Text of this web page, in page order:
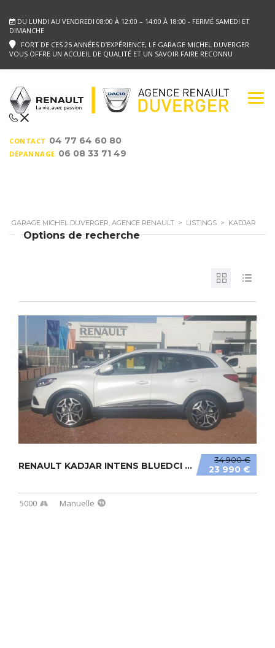
DU LUNDI AU VENDREDI 08:00 À 12:00 – 14:00 À 18:00 - FERMÉ SAMEDI ET
DIMANCHE
FORT DE CES 25 ANNÉES D’EXPÉRIENCE, LE GARAGE MICHEL DUVERGER
VOUS OFFRE UN ACCUEIL DE QUALITÉ ET UN SAVOIR FAIRE RECONNU
CONTACT 04 77 64 60 80
DÉPANNAGE 06 08 33 71 49
GARAGE MICHEL DUVERGER, AGENCE RENAULT > LISTINGS > KADJAR
Options de recherche
34 900 €
23 990 €
RENAULT KADJAR INTENS BLUEDCI 115CV
5000 Manuelle